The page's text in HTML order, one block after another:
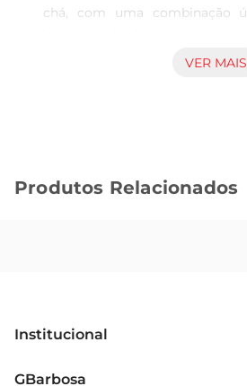
chá, com uma combinação
refrescante, realçando o sabor
Uma Dose de Sabor Natural
opção saborosa para os
qualidade e um sabor inigualável.
VER MAIS
Produtos Relacionados
Institucional
GBarbosa